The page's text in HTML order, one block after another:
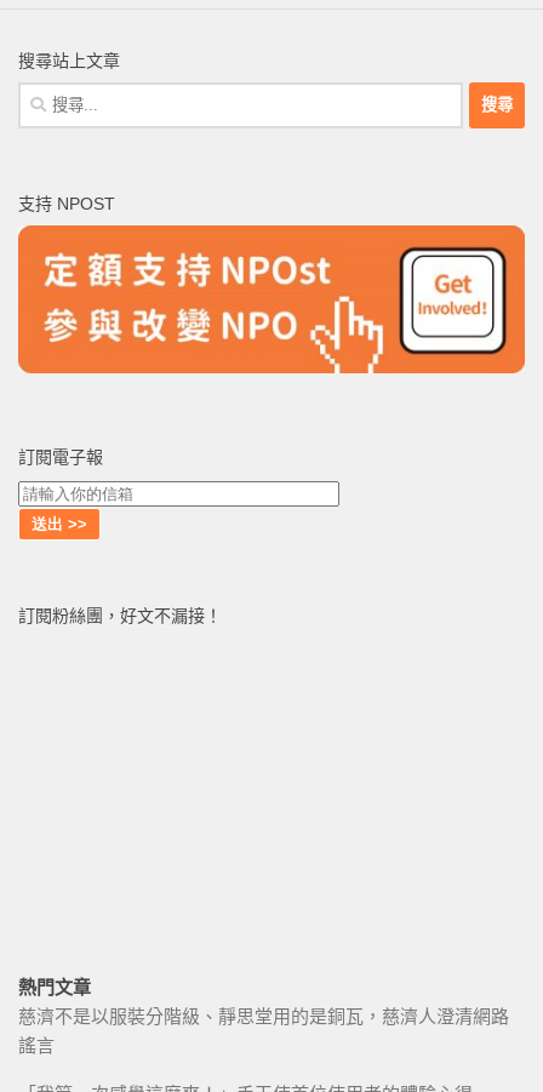
搜尋站上文章
搜
尋
字:
支持 NPOST
訂閱電子報
訂閱粉絲團，好文不漏接！
熱門文章
慈濟不是以服裝分階級、靜思堂用的是銅瓦，慈濟人澄清網路
謠言